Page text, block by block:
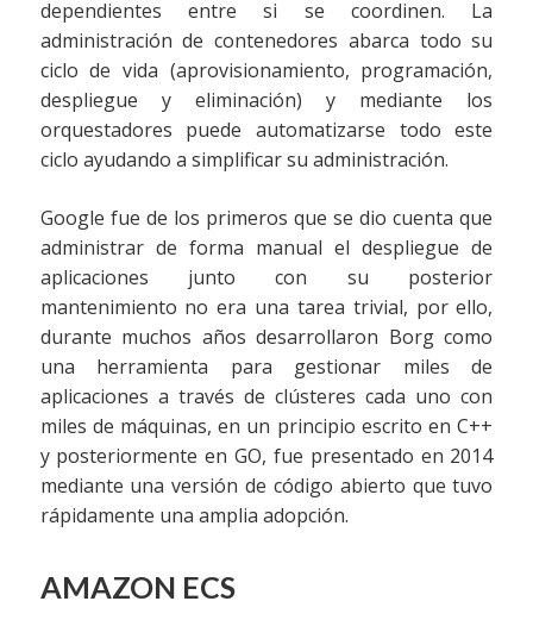
dependientes entre si se coordinen. La
administración de contenedores abarca todo su
ciclo de vida (aprovisionamiento, programación,
despliegue y eliminación) y mediante los
orquestadores puede automatizarse todo este
ciclo ayudando a simplificar su administración.
Google fue de los primeros que se dio cuenta que
administrar de forma manual el despliegue de
aplicaciones junto con su posterior
mantenimiento no era una tarea trivial, por ello,
durante muchos años desarrollaron Borg como
una herramienta para gestionar miles de
aplicaciones a través de clústeres cada uno con
miles de máquinas, en un principio escrito en C++
y posteriormente en GO, fue presentado en 2014
mediante una versión de código abierto que tuvo
rápidamente una amplia adopción.
AMAZON ECS